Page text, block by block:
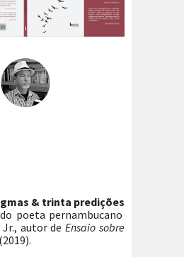
& trinta predições
poeta pernambucano
Jr., autor deEnsaio sobre
(2019).